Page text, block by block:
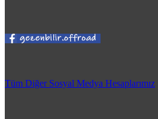
Tüm Diğer Sosyal Medya Hesaplarımız